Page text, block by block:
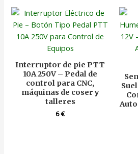
Interruptor de pie PTT
10A 250V – Pedal de
control para CNC,
máquinas de coser y
talleres
6€